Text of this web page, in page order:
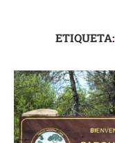
ETIQUETA: